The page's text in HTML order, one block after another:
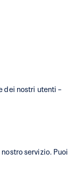
dei nostri utenti –
servizio. Puoi